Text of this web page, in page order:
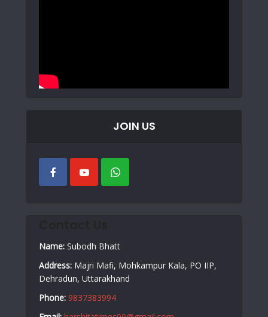
JOIN US
Name: Subodh Bhatt
Address: Majri Mafi, Mohkampur Kala, PO IIP,
Dehradun, Uttarakhand
Phone: 9837383994